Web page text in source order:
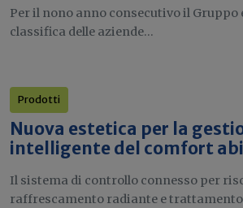
Per il nono anno consecutivo il Gruppo
classifica delle aziende...
Prodotti
Nuova estetica per la
intelligente del comfort
Il sistema di controllo connesso per
raffrescamento radiante e trattamento